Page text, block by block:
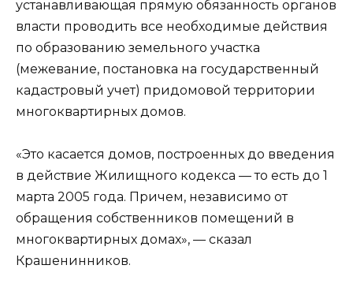
устанавливающая прямую обязанность органов
власти проводить все необходимые действия
по образованию земельного участка
(межевание, постановка на государственный
кадастровый учет) придомовой территории
многоквартирных домов.
«Это касается домов, построенных до введения
в действие Жилищного кодекса — то есть до 1
марта 2005 года. Причем, независимо от
обращения собственников помещений в
многоквартирных домах», — сказал
Крашенинников.